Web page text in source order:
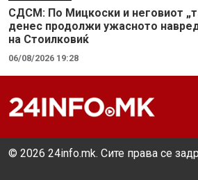
СДСМ: По Мицкоски и неговиот
денес продолжи ужасното
на Стоилковиќ
06/08/2026 19:28
© 2026 24info.mk. Сите права се